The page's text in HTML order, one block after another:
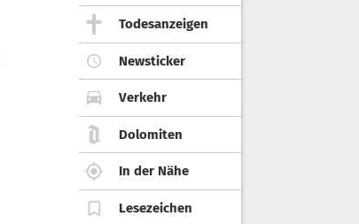
Todesanzeigen
Newsticker
Verkehr
Dolomiten
In der Nähe
Lesezeichen